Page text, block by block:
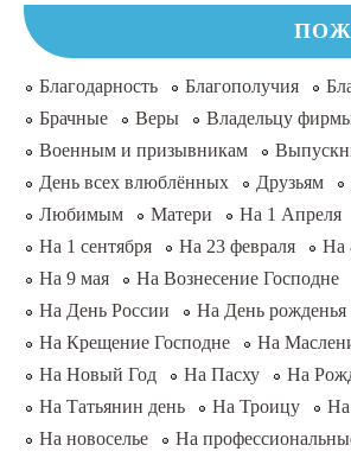
Благодарность Благополучия
Брачные
Веры
Владельцу
Военным и призывникам
День всех влюблённых
Друзьям
Любимым
Матери На 1 Апреля
На 1 сентября
На 23 февраля
На
На 9 мая
На Вознесение Господне
На День России
На День рожденья
На Крещение Господне
На
На Новый Год
На Пасху
На
На Татьянин день
На Троицу
На новоселье
На